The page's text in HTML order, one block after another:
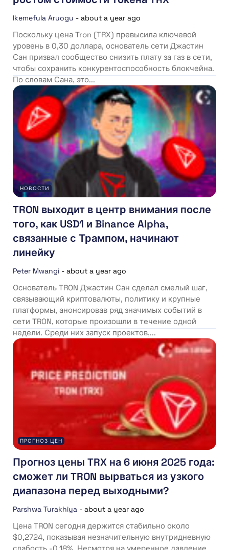
Ikemefula Aruogu - about a year ago
Поскольку цена Tron (TRX) превысила ключевой
уровень в 0,30 доллара, основатель сети Джастин
Сан призвал сообщество снизить плату за газ в сети,
чтобы сохранить конкурентоспособность блокчейна.
По словам Сана, это...
НОВОСТИ
TRON выходит в центр внимания после
того, как USD1 и Binance Alpha,
связанные с Трампом, начинают
линейку
Peter Mwangi - about a year ago
Основатель TRON Джастин Сан сделал смелый шаг,
связывающий криптовалюты, политику и крупные
платформы, анонсировав ряд значимых событий в
сети TRON, которые произошли в течение одной
недели. Среди них запуск проектов,...
ПРОГНОЗ ЦЕН
Прогноз цены TRX на 6 июня 2025 года:
сможет ли TRON вырваться из узкого
диапазона перед выходными?
Parshwa Turakhiya - about a year ago
Цена TRON сегодня держится стабильно около
$0,2724, показывая незначительную внутридневную